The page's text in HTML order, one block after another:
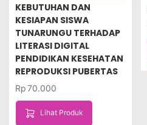
KEBUTUHAN DAN
KESIAPAN SISWA
TUNARUNGU TERHADAP
LITERASI DIGITAL
PENDIDIKAN KESEHATAN
REPRODUKSI PUBERTAS
Rp70.000
Lihat Produk